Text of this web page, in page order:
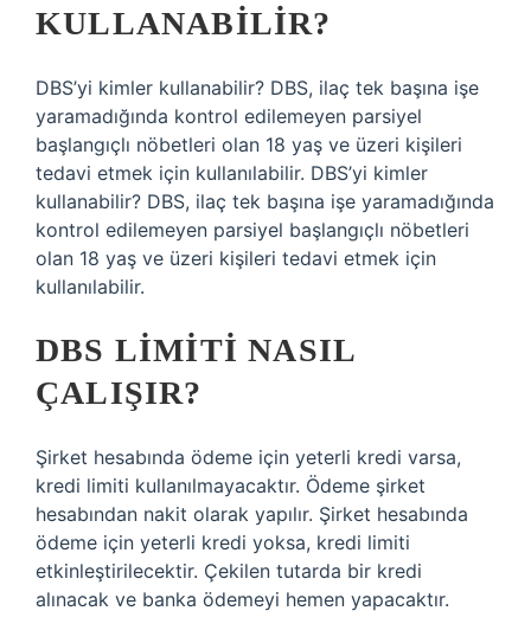
KULLANABILIR?
DBS’yi kimler kullanabilir? DBS, ilaç tek başına işe
yaramadığında kontrol edilemeyen parsiyel
başlangıçlı nöbetleri olan 18 yaş ve üzeri kişileri
tedavi etmek için kullanılabilir. DBS’yi kimler
kullanabilir? DBS, ilaç tek başına işe yaramadığında
kontrol edilemeyen parsiyel başlangıçlı nöbetleri
olan 18 yaş ve üzeri kişileri tedavi etmek için
kullanılabilir.
DBS LIMITI NASIL
ÇALIŞIR?
Şirket hesabında ödeme için yeterli kredi varsa,
kredi limiti kullanılmayacaktır. Ödeme şirket
hesabından nakit olarak yapılır. Şirket hesabında
ödeme için yeterli kredi yoksa, kredi limiti
etkinleştirilecektir. Çekilen tutarda bir kredi
alınacak ve banka ödemeyi hemen yapacaktır.